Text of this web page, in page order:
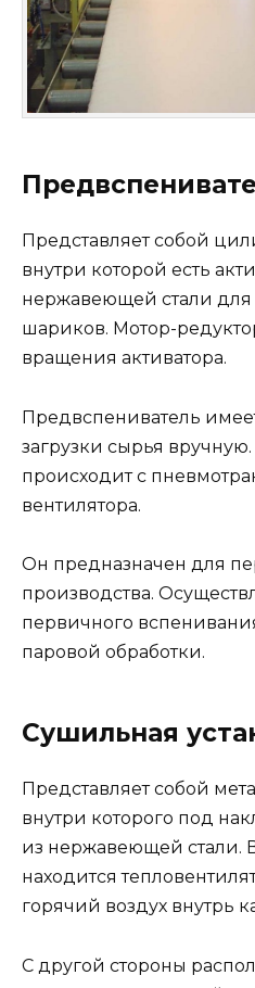
Представляет собой
внутри которой есть
нержавеющей стали
шариков. Мотор-
вращения активатора.
Предвспениватель
загрузки сырья
происходит с
вентилятора.
Он предназначен для
производства.
первичного
паровой обработки.
Сушильная
Представляет собой
внутри которого под
из нержавеющей стали.
находится
горячий воздух внутрь
С другой стороны